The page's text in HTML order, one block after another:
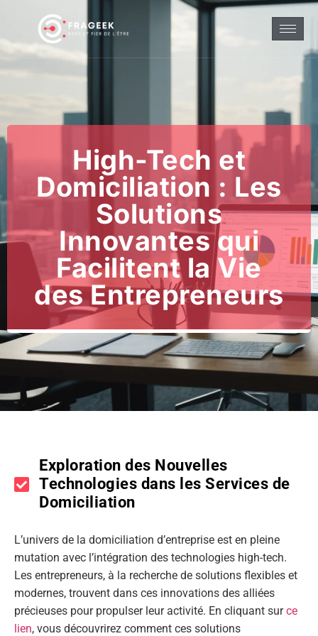
High-Tech et
Domiciliation : Les
Solutions
Innovantes qui
Facilitent la Vie
des Entrepreneurs
Exploration des Nouvelles
Technologies dans les Services de
Domiciliation
L’univers de la domiciliation d’entreprise est en pleine
mutation avec l’intégration des technologies high-tech.
Les entrepreneurs, à la recherche de solutions flexibles et
modernes, trouvent dans ces innovations des alliées
précieuses pour propulser leur activité. En cliquant surce
lien, vous découvrirez comment ces solutions